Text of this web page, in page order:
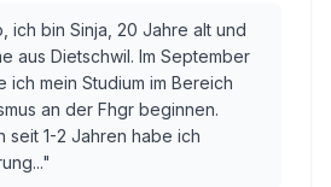
ich bin Sinja, 20 Jahre alt und
aus Dietschwil. Im September
ich mein Studium im Bereich
an der Fhgr beginnen.
seit 1-2 Jahren habe ich
"